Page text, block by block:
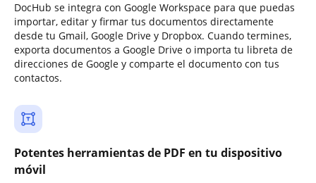
DocHub se integra con Google Workspace para que puedas
importar, editar y firmar tus documentos directamente
desde tu Gmail, Google Drive y Dropbox. Cuando termines,
exporta documentos a Google Drive o importa tu libreta de
direcciones de Google y comparte el documento con tus
contactos.
Potentes herramientas de PDF en tu dispositivo
móvil